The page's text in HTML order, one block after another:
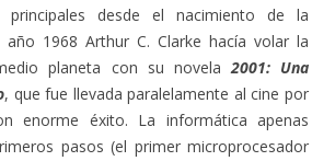
desde el nacimiento de la
1968 Arthur C. Clarke hacía volar la
planeta con su novela2001: Una
, que fue llevada paralelamente al cine por
enorme éxito. La informática apenas
pasos (el primer microprocesador